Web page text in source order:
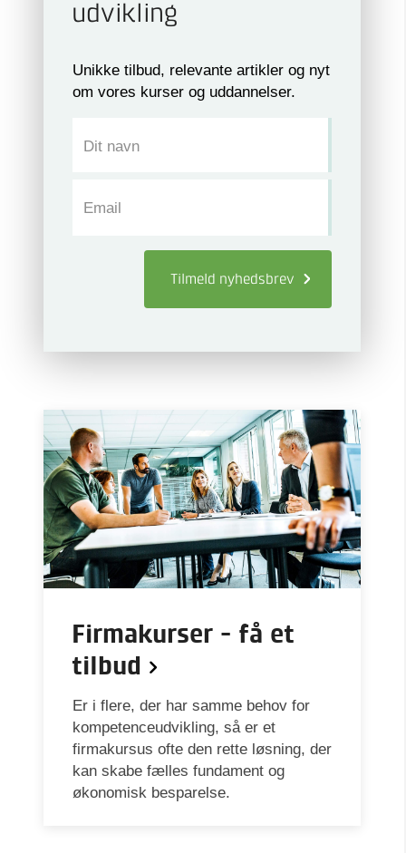
udvikling
Unikke tilbud, relevante artikler og nyt
om vores kurser og uddannelser.
Dit navn
Email
Tilmeld nyhedsbrev
Firmakurser - få et
tilbud
Er i flere, der har samme behov for
kompetenceudvikling, så er et
firmakursus ofte den rette løsning, der
kan skabe fælles fundament og
økonomisk besparelse.